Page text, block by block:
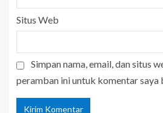
Situs Web
Simpan nama, email, dan situs
peramban ini untuk komentar saya